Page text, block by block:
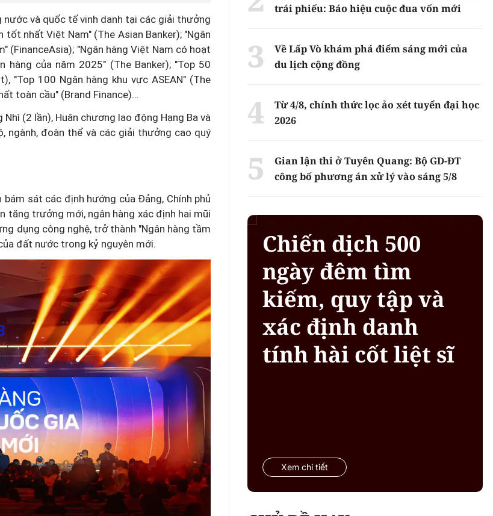
và quốc tế vinh danh tại các giải thưởng
tốt nhất Việt Nam" (The Asian Banker); "Ngân
(FinanceAsia); "Ngân hàng Việt Nam có hoạt
của năm 2025" (The Banker); "Top 50
"Top 100 Ngân hàng khu vực ASEAN" (The
toàn cầu" (Brand Finance)…
(2 lần), Huân chương lao động Hạng Ba và
ngành, đoàn thể và các giải thưởng cao quý
sát các định hướng của Đảng, Chính phủ
tăng trưởng mới, ngân hàng xác định hai mũi
dụng công nghệ, trở thành "Ngân hàng tầm
đất nước trong kỷ nguyên mới.
trái phiếu: Báo hiệu cuộc đua vốn mới
Về Lấp Vò khám phá điểm sáng mới của
du lịch cộng đồng
Từ 4/8, chính thức lọc ảo xét tuyển đại học
2026
Gian lận thi ở Tuyên Quang: Bộ GD-ĐT
công bố phương án xử lý vào sáng 5/8
Chiến dịch 500
ngày đêm tìm
kiếm, quy tập và
xác định danh
tính hài cốt liệt sĩ
Xem chi tiết